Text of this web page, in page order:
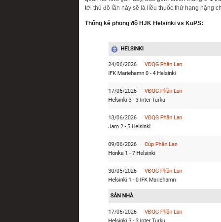
tới thủ đô lần này sẽ là liều thuốc thử hạng nặng
Thống kê phong độ HJK Helsinki vs KuPS: